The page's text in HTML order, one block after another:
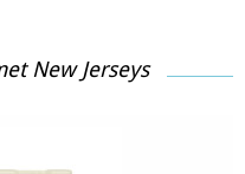
New Jerseys